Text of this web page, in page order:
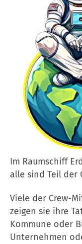
Im Raumschiff
alle sind Teil der
Viele der Crew-
zeigen sie ihre
Kommune oder
Unternehmen